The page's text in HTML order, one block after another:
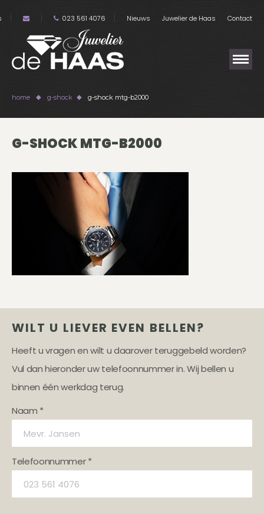
023 561 4076 Nieuws Juwelier de Haas Contact
home g-shock g-shock mtg-b2000
G-SHOCK MTG-B2000
WILT U LIEVER EVEN BELLEN?
Heeft u vragen en wilt u daarover teruggebeld worden?
Vul dan hieronder uw telefoonnummer in. Wij bellen u
binnen één werkdag terug.
Naam *
Telefoonnummer *